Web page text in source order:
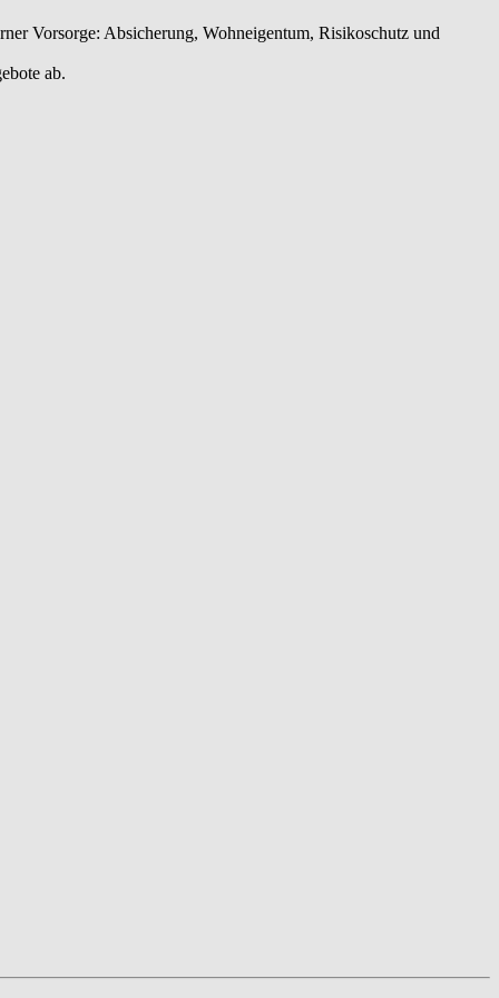
Vorsorge: Absicherung, Wohneigentum, Risikoschutz und
ab.